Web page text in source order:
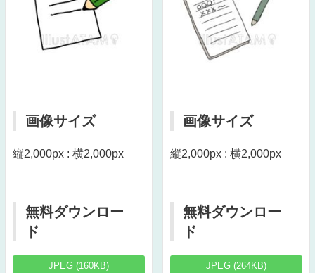
画像サイズ
縦2,000px : 横2,000px
無料ダウンロー
ド
JPEG (160KB)
画像サイズ
縦2,000px : 横2,000px
無料ダウンロー
ド
JPEG (264KB)